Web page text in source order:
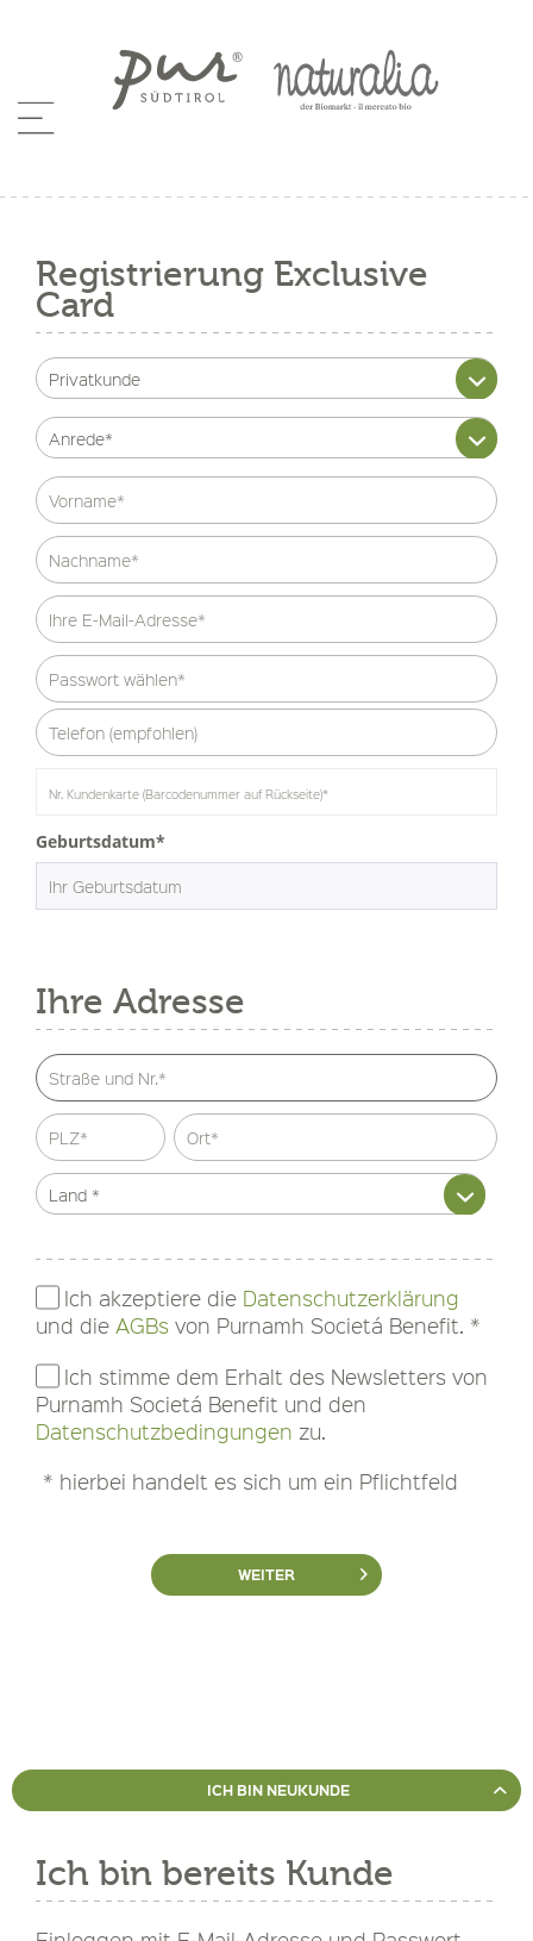
Registrierung Exclusive
Card
Geburtsdatum*
Ihre Adresse
Ich akzeptiere die Datenschutzerklärung
und die AGBs von Purnamh Societá Benefit. *
Ich stimme dem Erhalt des Newsletters von
Purnamh Societá Benefit und den
Datenschutzbedingungen zu.
* hierbei handelt es sich um ein Pflichtfeld
WEITER
ICH BIN NEUKUNDE
Ich bin bereits Kunde